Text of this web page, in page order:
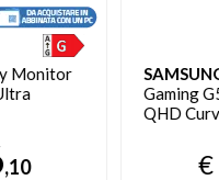
SAMSUNG
Odyssey Monitor
Gaming G5 - G55C da 27''